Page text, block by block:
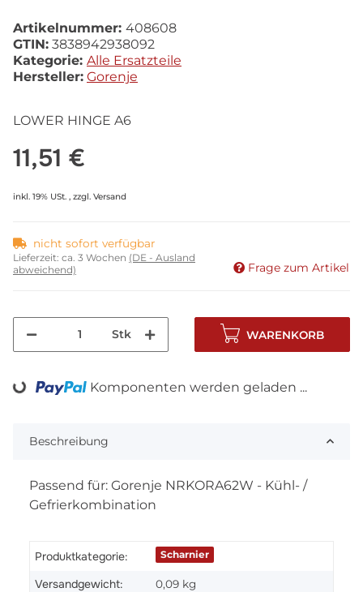
Artikelnummer: 408608
GTIN: 3838942938092
Kategorie: Alle Ersatzteile
Hersteller: Gorenje
LOWER HINGE A6
11,51 €
inkl. 19% USt. , zzgl. Versand
nicht sofort verfügbar
Lieferzeit: ca. 3 Wochen (DE - Ausland
abweichend)
Frage zum Artikel
Stk WARENKORB
Loading... Komponenten werden geladen ...
Beschreibung
Passend für: Gorenje NRKORA62W - Kühl- /
Gefrierkombination
Produktkategorie: Scharnier
Versandgewicht: 0,09 kg